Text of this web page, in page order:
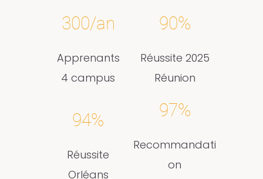
300/an
Apprenants
4 campus
90%
Réussite 2025
Réunion
94%
Réussite
Orléans
97%
Recommandati
on